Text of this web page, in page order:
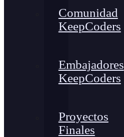
Comunidad
KeepCoders
Embajadores
KeepCoders
Proyectos
Finales